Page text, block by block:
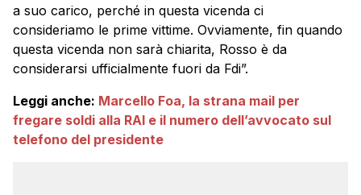
a suo carico, perché in questa vicenda ci
consideriamo le prime vittime. Ovviamente, fin quando
questa vicenda non sarà chiarita, Rosso è da
considerarsi ufficialmente fuori da Fdi”.
Leggi anche: Marcello Foa, la strana mail per
fregare soldi alla RAI e il numero dell’avvocato sul
telefono del presidente